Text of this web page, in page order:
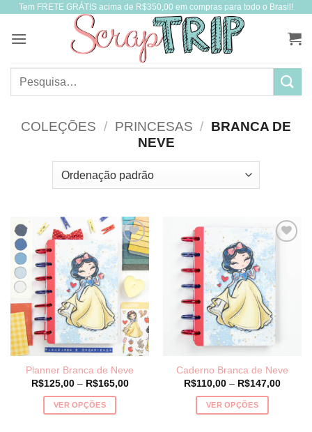
Skip
content
Tem FRETE GRÁTIS acima de R$350,00 em compras para todo o Brasil!
Pesquisar
COLEÇÕES / PRINCESAS / BRANCA DE
NEVE
Planner Branca de Neve
R$125,00 – R$165,00Price
VER OPÇÕES
Caderno Branca de Neve
R$110,00 – R$147,00Price
VER OPÇÕES